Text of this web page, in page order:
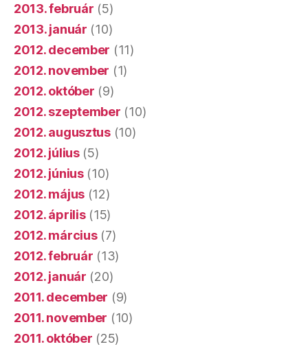
2013. február (5)
2013. január (10)
2012. december (11)
2012. november (1)
2012. október (9)
2012. szeptember (10)
2012. augusztus(10)
2012. július(5)
2012. június(10)
2012. május (12)
2012. április(15)
2012. március(7)
2012. február (13)
2012. január (20)
2011. december (9)
2011. november (10)
2011. október (25)